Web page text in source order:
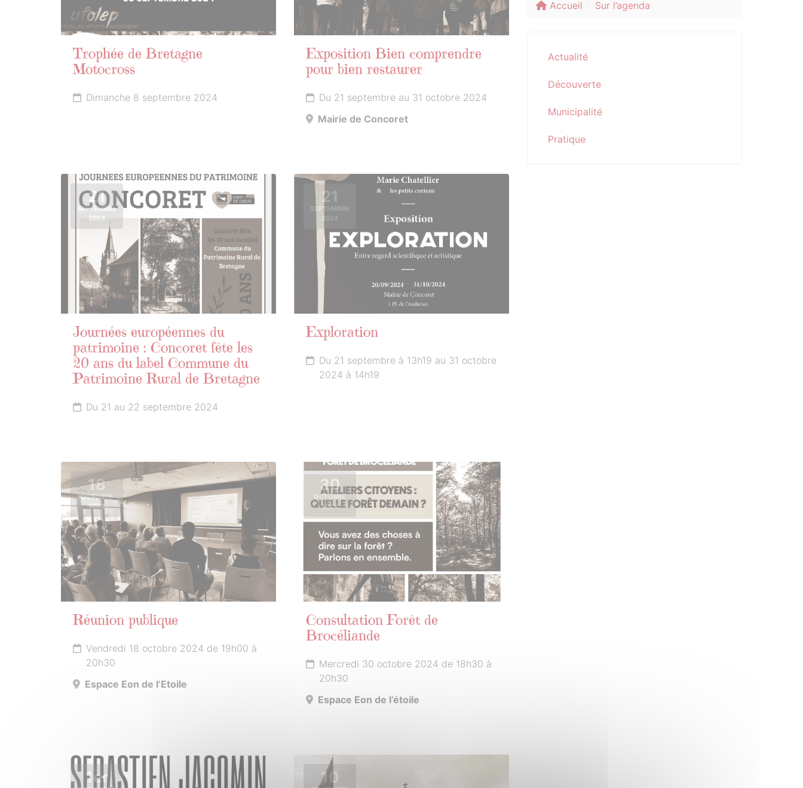
Trophée de Bretagne
Motocross
Dimanche 8 septembre 2024
Exposition Bien comprendre
pour bien restaurer
Du 21 septembre au 31 octobre 2024
Mairie de Concoret
21
SEPTEMBRE
2024
Journées européennes du
patrimoine : Concoret fête les
20 ans du label Commune du
Patrimoine Rural de Bretagne
Du 21 au 22 septembre 2024
21
SEPTEMBRE
2024
Exploration
Du 21 septembre à 13h19 au 31 octobre
2024 à 14h19
18
OCTOBRE
2024
Réunion publique
Vendredi 18 octobre 2024 de 19h00 à
20h30
Espace Eon de l’Etoile
30
OCTOBRE
2024
Consultation Forêt de
Brocéliande
Mercredi 30 octobre 2024 de 18h30 à
20h30
Espace Eon de l’étoile
1er 10
Accueil Sur l’agenda
Actualité
Découverte
Municipalité
Pratique